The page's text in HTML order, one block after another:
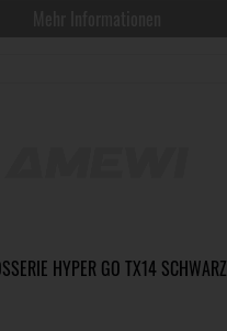
HYPER GO TX14 SCHWARZ